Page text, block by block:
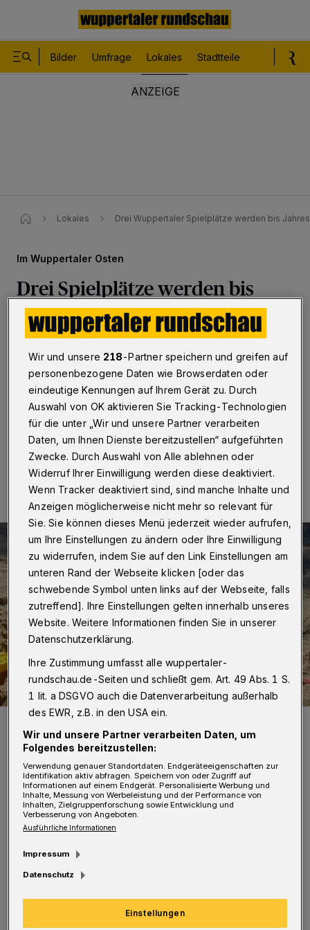
Bilder Umfrage Lokales Stadtteile
Lokales Drei Wuppertaler Spielplätze werden bis
Im Wuppertaler Osten
Drei Spielplätze werden bis
Ende des Jahres saniert
und Windhukstraße werden seit Anfang Oktober durch
neue Spielgeräte aufgewertet und für Kinder
verschiedener Altersgruppen wieder attraktiver
gemacht.
16.10.2023 , 17:00 Uhr Eine Minute Lesezeit
Foto: Frauke Riether
„Bald können Kinder auf dem Spielplatz in der
Auch an die ganz Kleinen wird mit einer
Wir und unsere 218-Partner speichern und greifen auf
personenbezogene Daten wie Browserdaten oder
eindeutige Kennungen auf Ihrem Gerät zu. Durch
Auswahl von OK aktivieren Sie Tracking-Technologien
für die unter „Wir und unsere Partner verarbeiten
Daten, um Ihnen Dienste bereitzustellen“ aufgeführten
Zwecke. Durch Auswahl von Alle ablehnen oder
Widerruf Ihrer Einwilligung werden diese deaktiviert.
Wenn Tracker deaktiviert sind, sind manche Inhalte und
Anzeigen möglicherweise nicht mehr so relevant für
Sie. Sie können dieses Menü jederzeit wieder aufrufen,
um Ihre Einstellungen zu ändern oder Ihre Einwilligung
zu widerrufen, indem Sie auf den Link Einstellungen am
unteren Rand der Webseite klicken [oder das
schwebende Symbol unten links auf der Webseite, falls
zutreffend]. Ihre Einstellungen gelten innerhalb unseres
Website. Weitere Informationen finden Sie in unserer
Datenschutzerklärung.
Ihre Zustimmung umfasst alle wuppertaler-
rundschau.de-Seiten und schließt gem. Art. 49 Abs. 1 S.
1 lit. a DSGVO auch die Datenverarbeitung außerhalb
des EWR, z.B. in den USA ein.
Wir und unsere Partner verarbeiten Daten, um
Folgendes bereitzustellen:
Verwendung genauer Standortdaten. Endgeräteeigenschaften zur
Identifikation aktiv abfragen. Speichern von oder Zugriff auf
Informationen auf einem Endgerät. Personalisierte Werbung und
Inhalte, Messung von Werbeleistung und der Performance von
Inhalten, Zielgruppenforschung sowie Entwicklung und
Verbesserung von Angeboten.
Ausführliche Informationen
Impressum
Datenschutz
Einstellungen